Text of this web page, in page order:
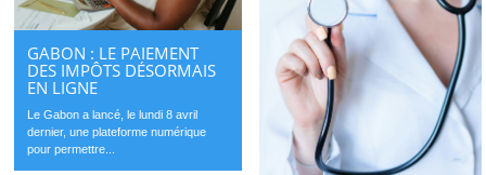
GABON : LE PAIEMENT
DES IMPÔTS DÉSORMAIS
EN LIGNE
Le Gabon a lancé, le lundi 8 avril
dernier, une plateforme numérique
pour permettre...